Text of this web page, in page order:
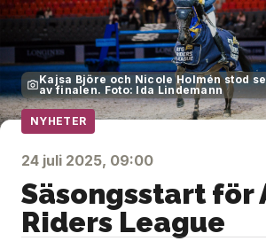
Kajsa Björe och Nicole Holmén stod
av finalen. Foto: Ida Lindemann
NYHETER
24 juli 2025, 09:00
Säsongsstart för
Riders League